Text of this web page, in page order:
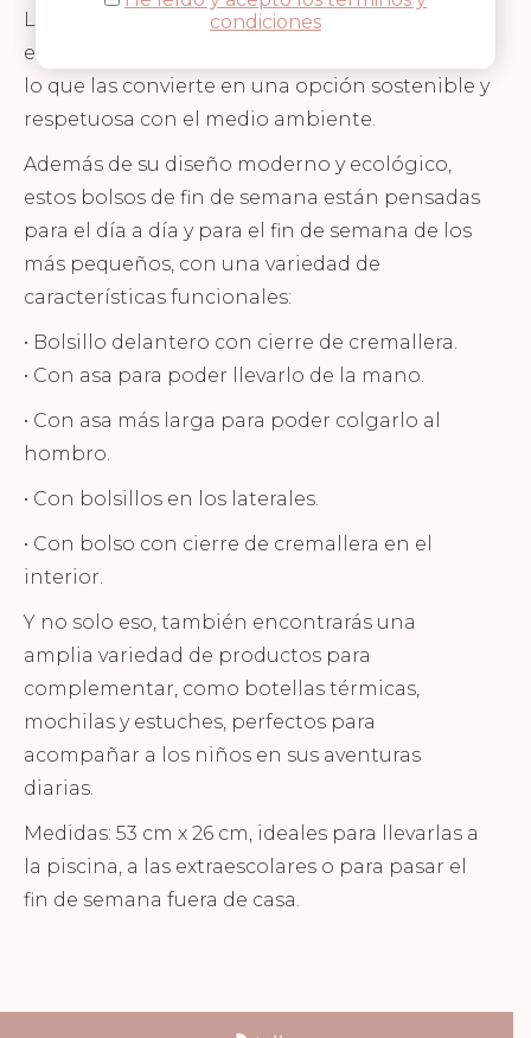
Los bolsos de fin de semana de la marca Fresk,
están fabricadas con botellas PET recicladas,
lo que las convierte en una opción sostenible y
respetuosa con el medio ambiente.
Además de su diseño moderno y ecológico,
estos bolsos de fin de semana están pensadas
para el día a día y para el fin de semana de los
más pequeños, con una variedad de
características funcionales:
• Bolsillo delantero con cierre de cremallera.
• Con asa para poder llevarlo de la mano.
• Con asa más larga para poder colgarlo al
hombro.
• Con bolsillos en los laterales.
• Con bolso con cierre de cremallera en el
interior.
Y no solo eso, también encontrarás una
amplia variedad de productos para
complementar, como botellas térmicas,
mochilas y estuches, perfectos para
acompañar a los niños en sus aventuras
diarias.
Medidas: 53 cm x 26 cm, ideales para llevarlas a
la piscina, a las extraescolares o para pasar el
fin de semana fuera de casa.
condiciones